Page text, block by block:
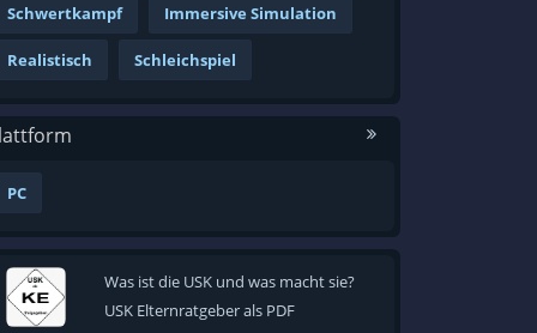
Schwertkampf Immersive Simulation
Realistisch Schleichspiel
PC
Was ist die USK und was macht sie?
USK Elternratgeber als PDF